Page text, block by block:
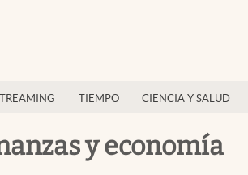
TIEMPO CIENCIA Y SALUD
y economía